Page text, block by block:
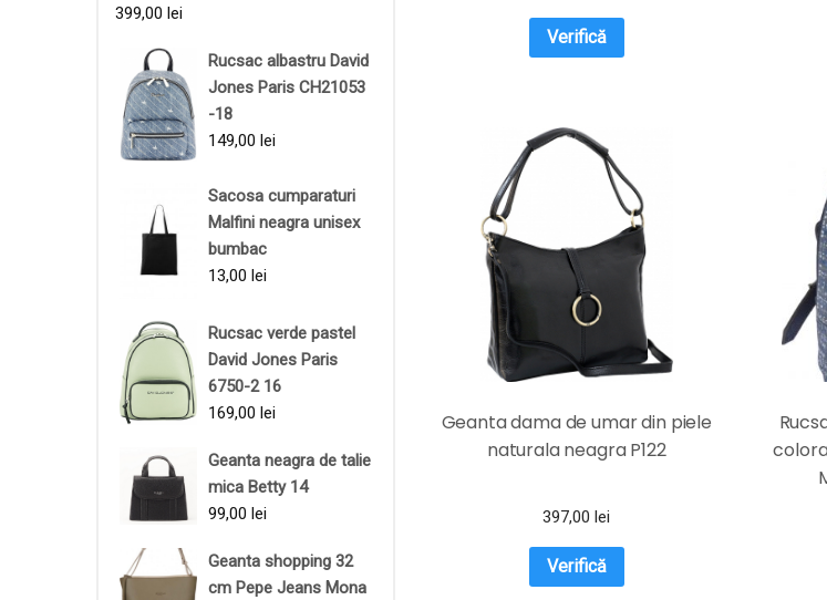
399,00 lei
Rucsac albastru David
Jones Paris CH21053
-18
149,00 lei
Sacosa cumparaturi
Malfini neagra unisex
bumbac
13,00 lei
Rucsac verde pastel
David Jones Paris
6750-2 16
169,00 lei
Geanta neagra de talie
mica Betty 14
99,00 lei
Geanta shopping 32
cm Pepe Jeans Mona
Verifică
Geanta dama de umar din piele
naturala neagra P122
397,00lei
Verifică